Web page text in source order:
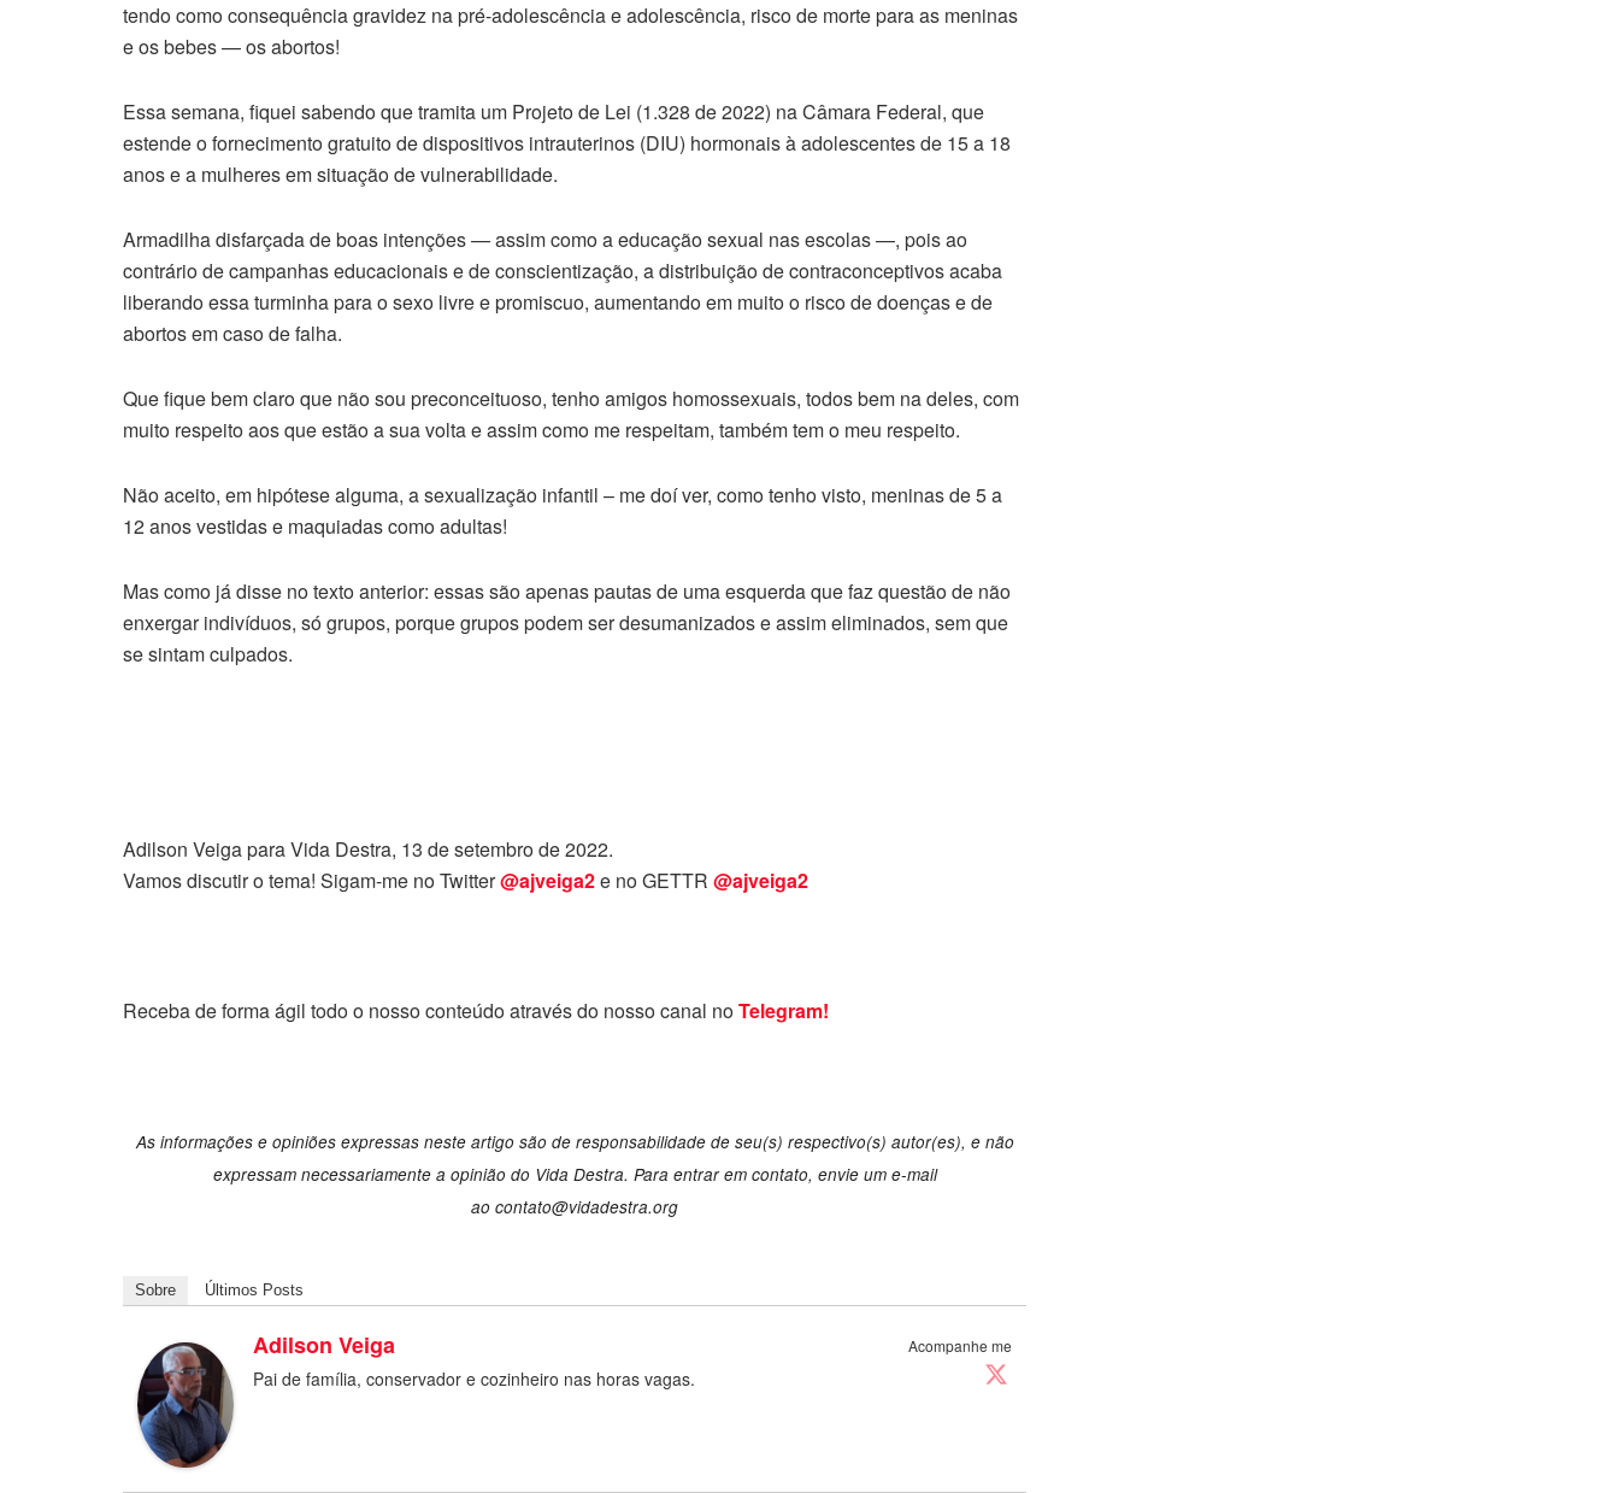
tendo como consequência gravidez na pré-adolescência e adolescência, risco de morte para as meninas
e os bebes — os abortos!
Essa semana, fiquei sabendo que tramita um Projeto de Lei (1.328 de 2022) na Câmara Federal, que
estende o fornecimento gratuito de dispositivos intrauterinos (DIU) hormonais à adolescentes de 15 a 18
anos e a mulheres em situação de vulnerabilidade.
Armadilha disfarçada de boas intenções — assim como a educação sexual nas escolas —, pois ao
contrário de campanhas educacionais e de conscientização, a distribuição de contraconceptivos acaba
liberando essa turminha para o sexo livre e promiscuo, aumentando em muito o risco de doenças e de
abortos em caso de falha.
Que fique bem claro que não sou preconceituoso, tenho amigos homossexuais, todos bem na deles, com
muito respeito aos que estão a sua volta e assim como me respeitam, também tem o meu respeito.
Não aceito, em hipótese alguma, a sexualização infantil – me doí ver, como tenho visto, meninas de 5 a
12 anos vestidas e maquiadas como adultas!
Mas como já disse no texto anterior: essassão apenas pautas de uma esquerda que faz questão de não
enxergar indivíduos, só grupos, porque grupos podem ser desumanizados e assim eliminados, sem que
se sintam culpados.
Adilson Veiga para Vida Destra, 13 de setembro de 2022.
Vamos discutir o tema! Sigam-me no Twitter@ajveiga2e no GETTR @ajveiga2
Receba de forma ágil todo o nosso conteúdo através do nosso canal noTelegram!
As informações e opiniões expressas neste artigo são de responsabilidade de seu(s) respectivo(s) autor(es), e não
expressam necessariamente a opinião do Vida Destra. Para entrar em contato, envie um e-mail
ao contato@vidadestra.org
Sobre Últimos Posts
Acompanhe me
Adilson Veiga
Pai de família, conservador e cozinheiro nas horas vagas.